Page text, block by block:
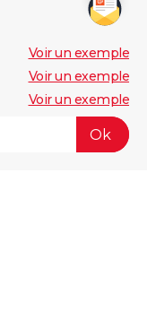
Voir un exemple
Voir un exemple
Voir un exemple